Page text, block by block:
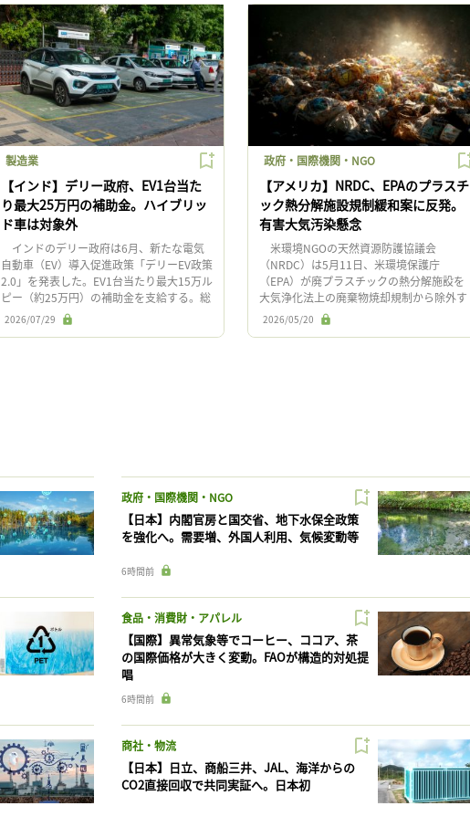
製造業
【インド】デリー政府、EV1台当た
り最大25万円の補助金。ハイブリッ
ド車は対象外
インドのデリー政府は6月、新たな電気
自動車（EV）導入促進政策「デリーEV政策
2.0」を発表した。EV1台当たり最大15万ル
ピー（約25万円）の補助金を支給する。総
額で1,500億ルピー（約2,500億円）の予算
を用意 […]
2026/07/29
政府・国際機関・NGO
【アメリカ】NRDC、EPAのプラスチ
ック熱分解施設規制緩和案に反発。
有害大気汚染懸念
米環境NGOの天然資源防護協議会
（NRDC）は5月11日、米環境保護庁
（EPA）が廃プラスチックの熱分解施設を
大気浄化法上の廃棄物焼却規制から除外す
る可能性があるとして、反対する見解を公
表した。同変更により熱分解施設の […]
2026/05/20
政府・国際機関・NGO
【日本】内閣官房と国交省、地下水保全政策
を強化へ。需要増、外国人利用、気候変動等
6時間前
食品・消費財・アパレル
【国際】異常気象等でコーヒー、ココア、茶
の国際価格が大きく変動。FAOが構造的対処提
唱
6時間前
商社・物流
【日本】日立、商船三井、JAL、海洋からの
CO2直接回収で共同実証へ。日本初